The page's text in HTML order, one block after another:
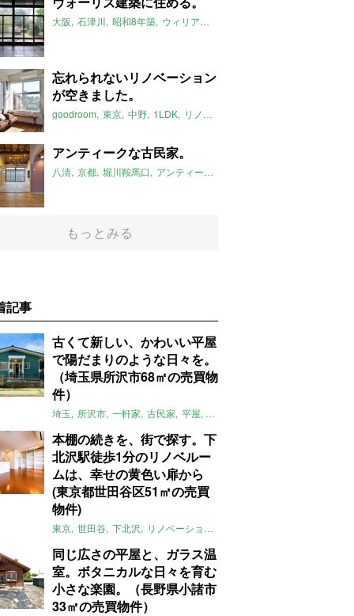
大阪 石津川 昭和8年築 ウィリアム・メレル・ヴォーリズ
忘れられないリノベーション
が空きました。
goodroom 東京 中野 1LDK リノベーション
アンティークな古民家。
八清 京都 堀川鞍馬口 アンティーク
もっとみる
記事
古くて新しい、かわいい平屋
で陽だまりのような日々を。
（埼玉県所沢市68㎡の売買物
件）
埼玉 所沢市 一軒家 古民家 平屋 庭
本棚の続きを、街で探す。下
北沢駅徒歩1分のリノベルー
ムは、幸せの黄色い扉から
(東京都世田谷区51㎡の売買
物件)
東京 世田谷 下北沢 リノベーション
同じ広さの平屋と、ガラス温
室。ボタニカルな日々を育む
小さな楽園。（長野県小諸市
33㎡の売買物件）